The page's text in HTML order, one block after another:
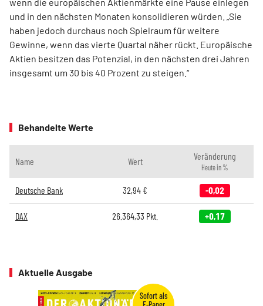
und in den nächsten Monaten konsolidieren würden. „Sie
haben jedoch durchaus noch Spielraum für weitere
Gewinne, wenn das vierte Quartal näher rückt. Europäische
Aktien besitzen das Potenzial, in den nächsten drei Jahren
insgesamt um 30 bis 40 Prozent zu steigen.“
Behandelte Werte
Name Wert Veränderung
Heute in %
Deutsche Bank 32,94 € -0,02
DAX 26.364,33 Pkt. +0,17
Aktuelle Ausgabe